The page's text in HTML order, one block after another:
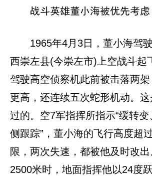
战斗英雄董小海被优先考虑
1965年4月3日，董小海驾
西崇左县(今崇左市)上空战斗起
驾驶高空侦察机此前被击落两
更高，还连续五次蛇形机动。
过的。空7军指挥所指示“缓转
侧跟踪”，董小海的飞行高度超
限，两次失速，都被他及时改
2500米时，地面指挥他以24度